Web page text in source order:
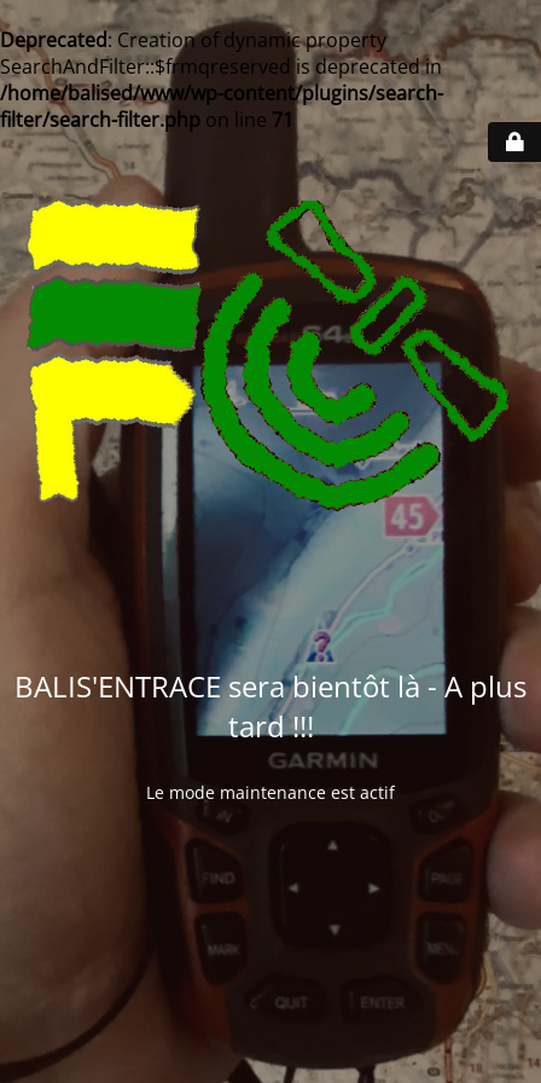
Deprecated: Creation of dynamic property
SearchAndFilter::$frmqreserved is deprecated in
/home/balised/www/wp-content/plugins/search-
filter/search-filter.php on line 71
BALIS'ENTRACE sera bientôt là - A plus
tard !!!
Le mode maintenance est actif